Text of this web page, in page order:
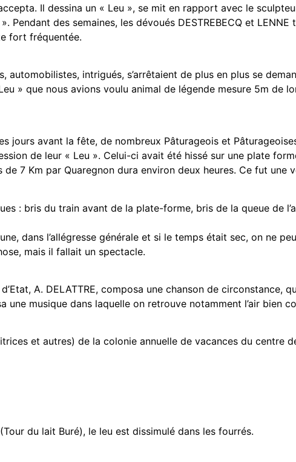
Il dessina un « Leu », se mit en rapport avec le
Pendant des semaines, les dévoués DESTREBECQ et
fort fréquentée.
automobilistes, intrigués, s’arrêtaient de plus en plus se
» que nous avions voulu animal de légende mesure 5m de
jours avant la fête, de nombreux Pâturageois et
de leur « Leu ». Celui-ci avait été hissé sur une plate
7 Km par Quaregnon dura environ deux heures. Ce fut
: bris du train avant de la plate-forme, bris de la queue de
dans l’allégresse générale et si le temps était sec, on ne
mais il fallait un spectacle.
A. DELATTRE, composa une chanson de circonstance,
une musique dans laquelle on retrouve notamment l’air bien
et autres) de la colonie annuelle de vacances du centre
du lait Buré), le leu est dissimulé dans les fourrés.